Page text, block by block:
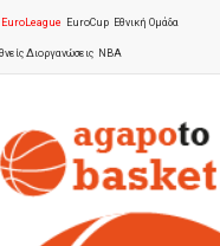
EuroLeague EuroCup Εθνική Ομάδα
Διοργανώσεις NBA